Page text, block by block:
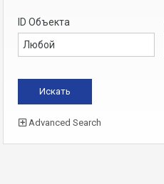
ID Объекта
Advanced Search